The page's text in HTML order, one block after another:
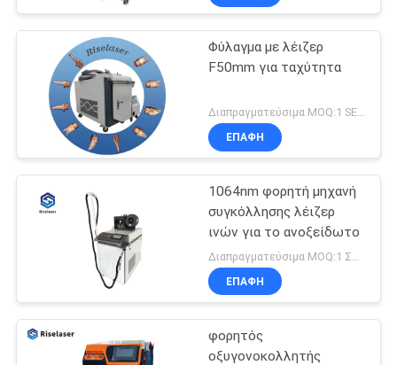
ΣΧΕΤΙΚΆ
ΕΜΆΣ
ΞΕΝΆΓΗΣΗ
ΣΤΟ
ΕΡΓΟΣΤΆΣΙΟ
ΕΛΕΓΧΟΣ
ΠΟΙΌΤΗΤΑΣ
ΕΠΙΚΟΙΝΩΝΉΣΤΕ
Φύλαγμα με λέιζερ
F50mm για ταχύτητα
ΕΠΑΦΉ
1064nm φορητή μηχανή
συγκόλλησης λέιζερ
ινών για το ανοξείδωτο
ΕΠΑΦΉ
φορητός
οξυγονοκολλητής